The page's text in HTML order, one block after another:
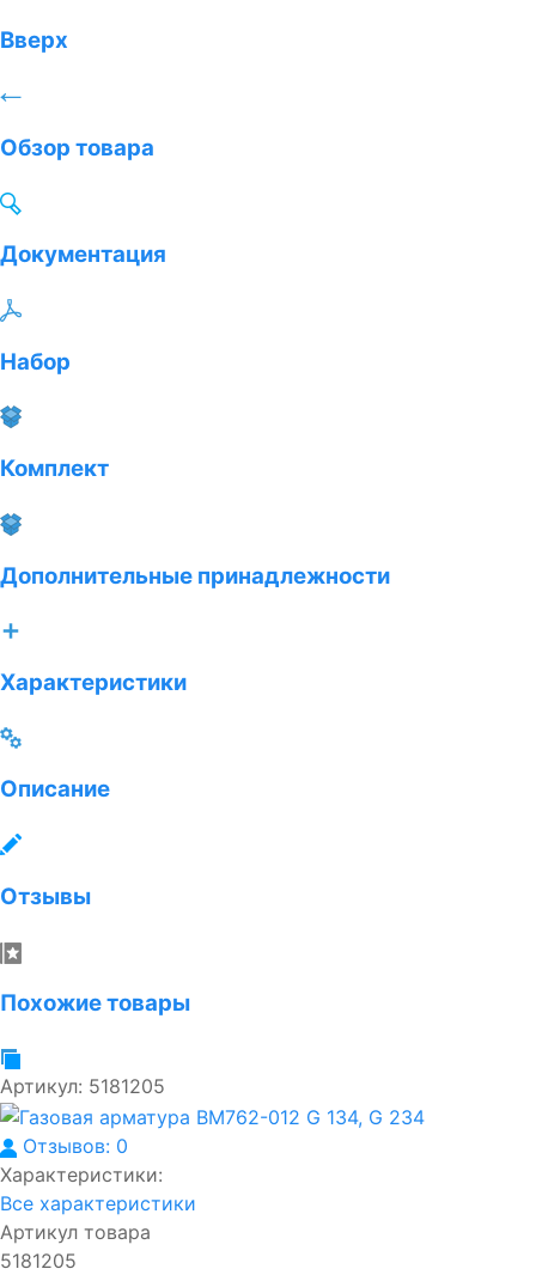
Вверх
Обзор товара
Документация
Набор
Комплект
Дополнительные принадлежности
Характеристики
Описание
Отзывы
Похожие товары
Артикул: 5181205
Отзывов: 0
Характеристики:
Все характеристики
Артикул товара
5181205